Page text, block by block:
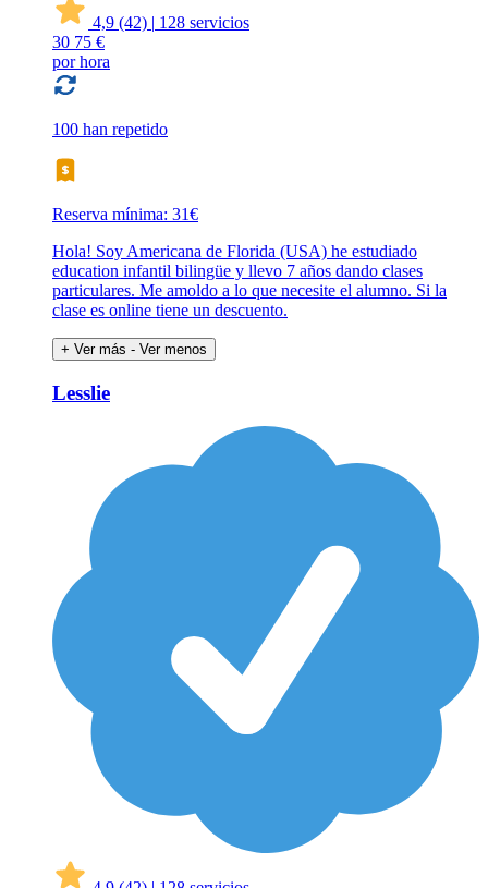
4,9 (42) | 128 servicios
30 75 €
por hora
100 han repetido
Reserva mínima: 31€
Hola! Soy Americana de Florida (USA) he estudiado
education infantil bilingüe y llevo 7 años dando clases
particulares. Me amoldo a lo que necesite el alumno. Si la
clase es online tiene un descuento.
+ Ver más - Ver menos
Lesslie